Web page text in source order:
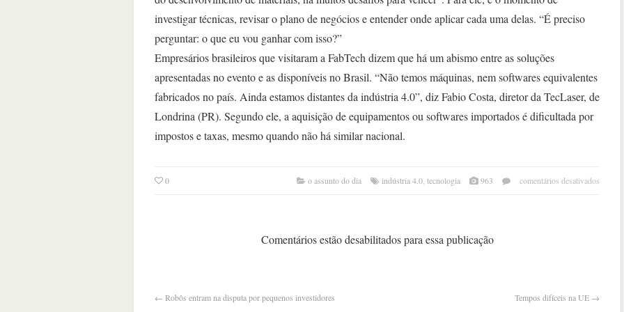
investigar técnicas, revisar o plano de negócios e entender onde aplicar cada uma delas. “É preciso
perguntar: o que eu vou ganhar com isso?”
Empresários brasileiros que visitaram a FabTech dizem que há um abismo entre as soluções
apresentadas no evento e as disponíveis no Brasil. “Não temos máquinas, nem softwares equivalentes
fabricados no país. Ainda estamos distantes da indústria 4.0”, diz Fabio Costa, diretor da TecLaser, de
Londrina (PR). Segundo ele, a aquisição de equipamentos ou softwares importados é dificultada por
impostos e taxas, mesmo quando não há similar nacional.
0 o assunto do dia indústria 4.0, tecnologia 963 comentários desativados
Comentários estão desabilitados para essa publicação
← Robôs entram na disputa por pequenos investidores Tempos difíceis na UE →